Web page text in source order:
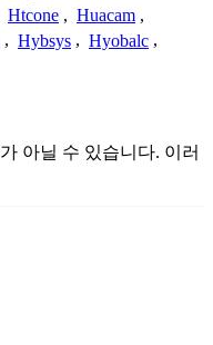
Htcone , Huacam ,
, Hybsys , Hyobalc ,
아닐 수 있습니다. 이러